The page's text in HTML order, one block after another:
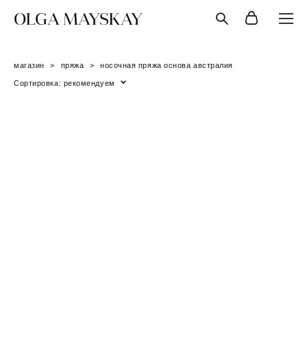
OLGA MAYSKAY
магазин > пряжа > носочная пряжа основа австралия
Сортировка: рекомендуем